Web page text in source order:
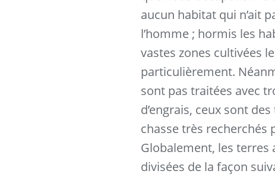
aucun habitat qui n’ait
l’homme ; hormis les
vastes zones cultivées
particulièrement.
sont pas traitées avec
d’engrais, ceux sont
chasse très recherchés
Globalement, les terres
divisées de la façon